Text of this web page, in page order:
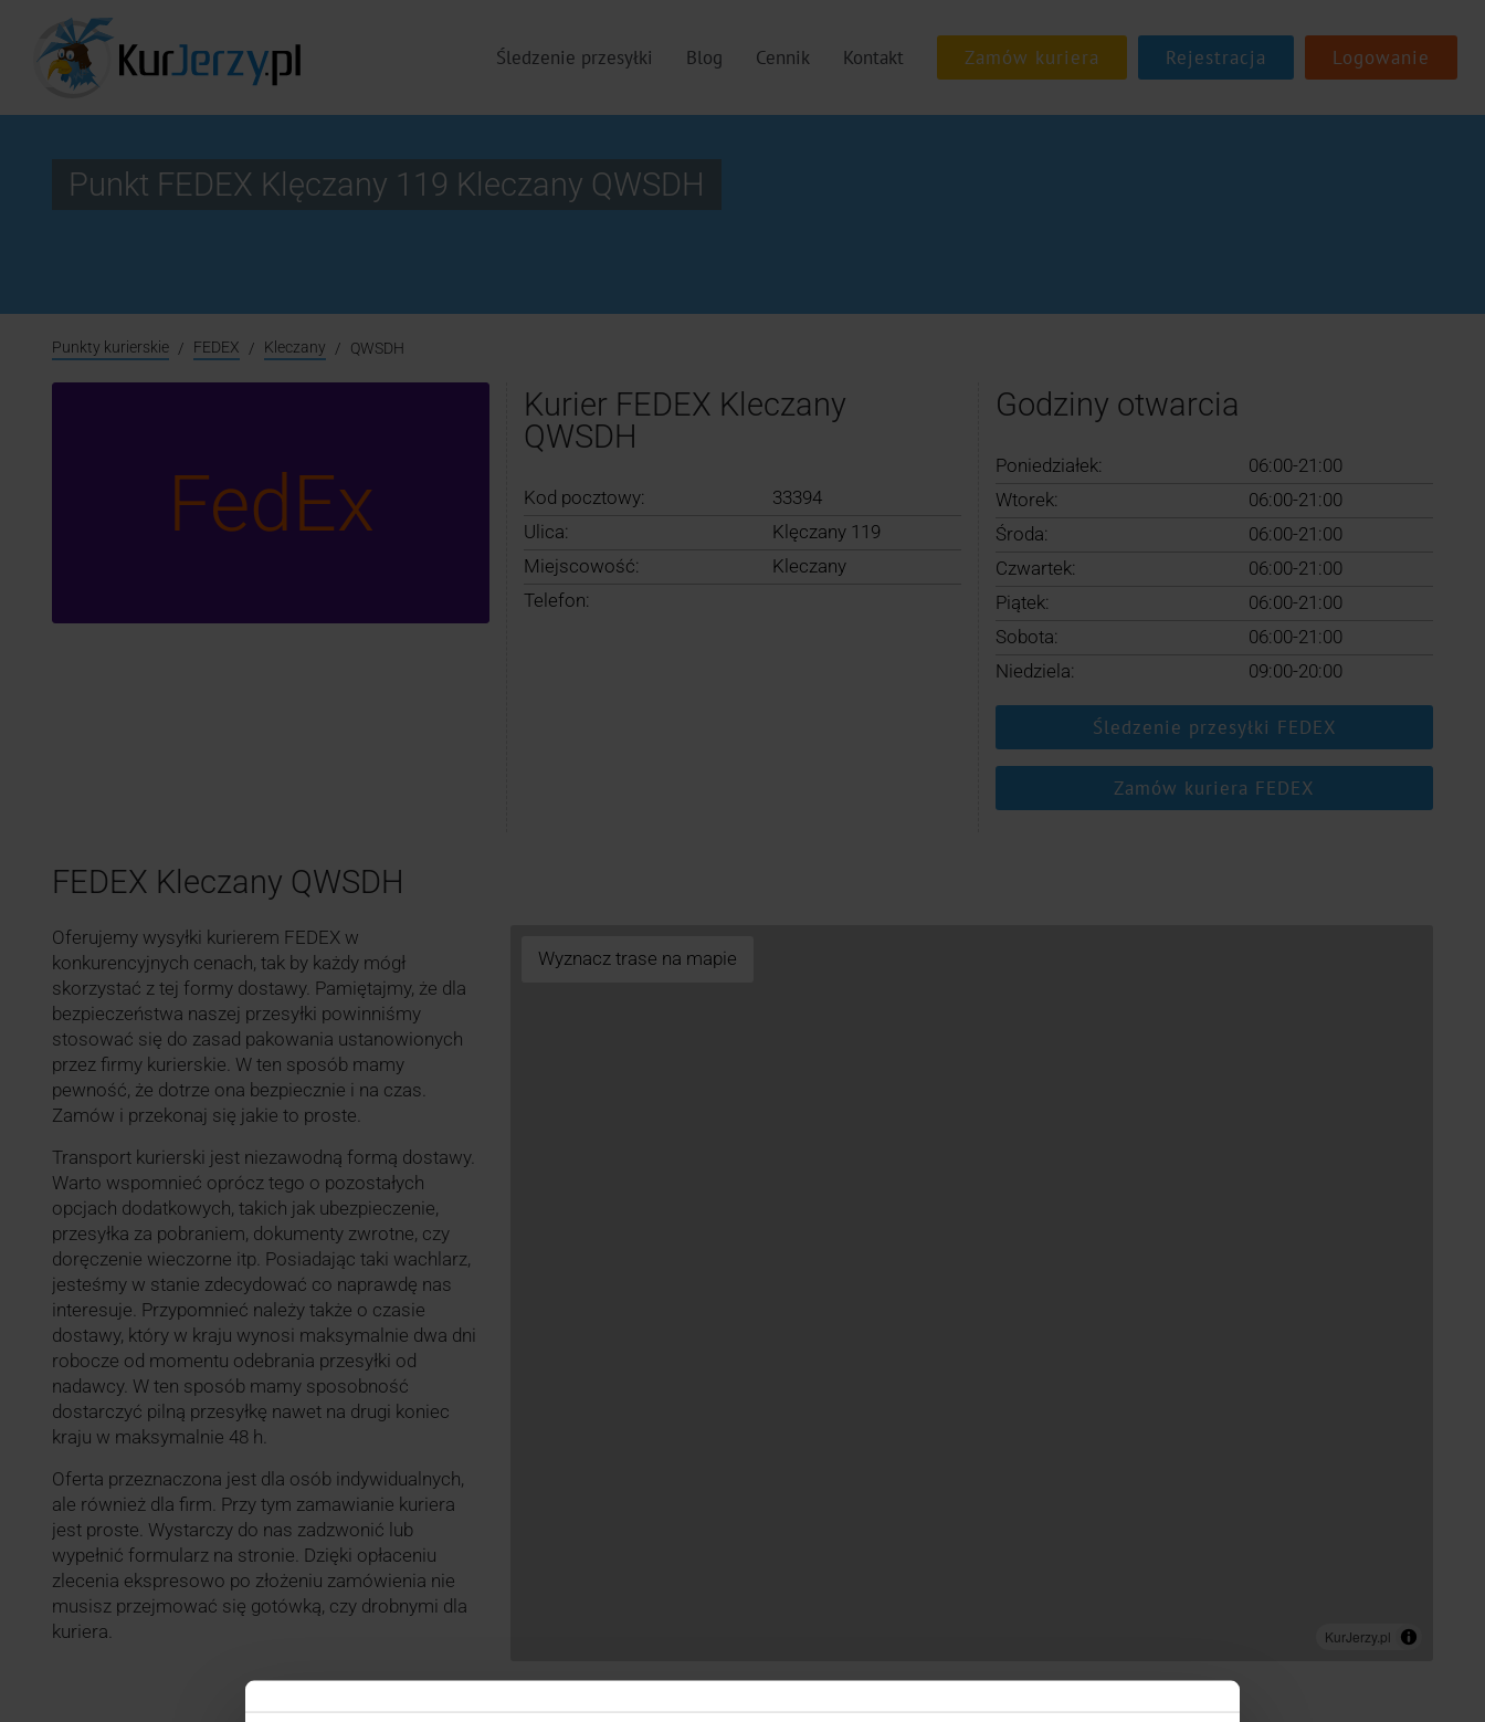
Śledzenie przesyłki Blog Cennik Kontakt Rejestracja Logowanie
Punkt FEDEX Klęczany 119 Kleczany QWSDH
Punkty kurierskie FEDEX Kleczany QWSDH
FedEx
Kurier FEDEX Kleczany
QWSDH
Kod pocztowy:
33394
Ulica:
Klęczany 119
Miejscowość:
Kleczany
Telefon:
Godziny otwarcia
Poniedziałek:
06:00-21:00
Wtorek:
06:00-21:00
Środa:
06:00-21:00
Czwartek:
06:00-21:00
Piątek:
06:00-21:00
Sobota:
06:00-21:00
Niedziela:
09:00-20:00
Śledzenie przesyłki FEDEX
Zamów kuriera FEDEX
FEDEX Kleczany QWSDH
Oferujemy wysyłki kurierem FEDEX w
konkurencyjnych cenach, tak by każdy mógł
skorzystać z tej formy dostawy. Pamiętajmy, że dla
bezpieczeństwa naszej przesyłki powinniśmy
stosować się do zasad pakowania ustanowionych
przez firmy kurierskie. W ten sposób mamy
pewność, że dotrze ona bezpiecznie i na czas.
Zamów i przekonaj się jakie to proste.
Transport kurierski jest niezawodną formą dostawy.
Warto wspomnieć oprócz tego o pozostałych
opcjach dodatkowych, takich jak ubezpieczenie,
przesyłka za pobraniem, dokumenty zwrotne, czy
doręczenie wieczorne itp. Posiadając taki wachlarz,
jesteśmy w stanie zdecydować co naprawdę nas
interesuje. Przypomnieć należy także o czasie
dostawy, który w kraju wynosi maksymalnie dwa dni
robocze od momentu odebrania przesyłki od
nadawcy. W ten sposób mamy sposobność
dostarczyć pilną przesyłkę nawet na drugi koniec
kraju w maksymalnie 48 h.
Oferta przeznaczona jest dla osób indywidualnych,
ale również dla firm. Przy tym zamawianie kuriera
jest proste. Wystarczy do nas zadzwonić lub
wypełnić formularz na stronie. Dzięki opłaceniu
zlecenia ekspresowo po złożeniu zamówienia nie
musisz przejmować się gotówką, czy drobnymi dla
kuriera.
Wyznacz trase na mapie